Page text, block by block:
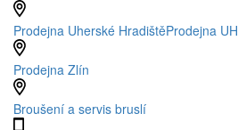
Prodejna Uherské HradištěProdejna UH
Prodejna Zlín
Broušení a servis bruslí